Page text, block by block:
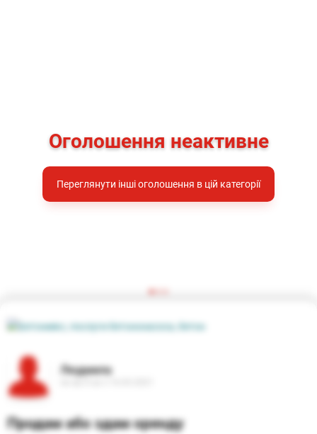
Людмила
Продам або здам оренду
Оголошення неактивне
Переглянути інші оголошення в цій категорії